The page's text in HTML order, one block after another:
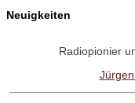
Neuigkeiten
Radiopionier